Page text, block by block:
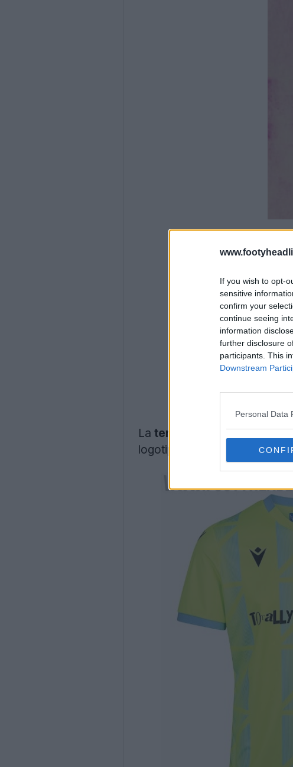
If you wish to opt-
sensitive
confirm your
continue seeing
information
further disclosure
participants. This
Downstream
Personal Data
La tercera camisetaMacron
logotipos azules.